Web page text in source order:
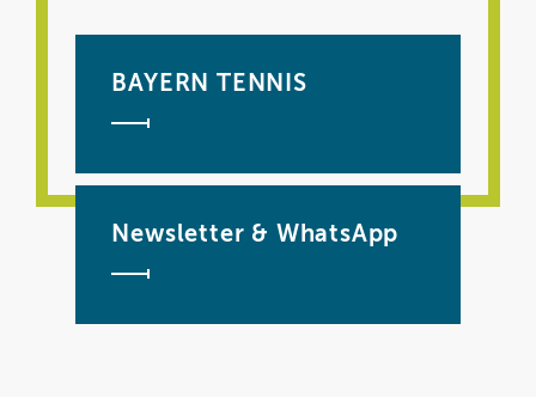
BAYERN TENNIS
Newsletter & WhatsApp